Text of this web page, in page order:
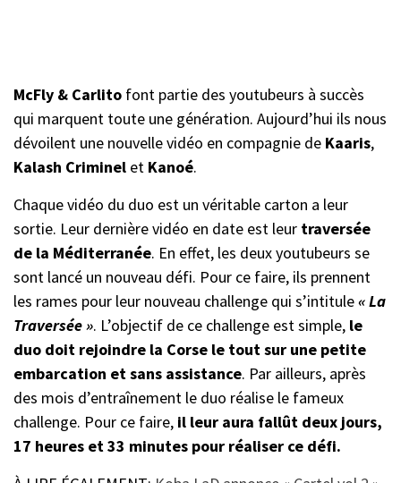
McFly & Carlito font partie des youtubeurs à succès
qui marquent toute une génération. Aujourd’hui ils nous
dévoilent une nouvelle vidéo en compagnie de Kaaris,
Kalash Criminel et Kanoé.
Chaque vidéo du duo est un véritable carton a leur
sortie. Leur dernière vidéo en date est leur traversée
de la Méditerranée. En effet, les deux youtubeurs se
sont lancé un nouveau défi. Pour ce faire, ils prennent
les rames pour leur nouveau challenge qui s’intitule« La
Traversée ». L’objectif de ce challenge est simple, le
duo doit rejoindre la Corse le tout sur une petite
embarcation et sans assistance. Par ailleurs, après
des mois d’entraînement le duo réalise le fameux
challenge. Pour ce faire, il leur aura fallût deux jours,
17 heures et 33 minutes pour réaliser ce défi.